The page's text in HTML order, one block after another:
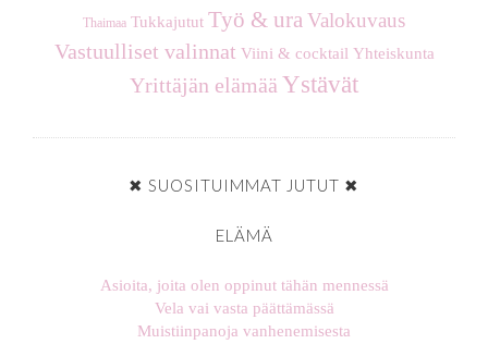
Thaimaa Tukkajutut Työ & ura Valokuvaus
Vastuulliset valinnat Viini & cocktail Yhteiskunta
Yrittäjän elämää Ystävät
✖ SUOSITUIMMAT JUTUT ✖
ELÄMÄ
Asioita, joita olen oppinut tähän mennessä
Vela vai vasta päättämässä
Muistiinpanoja vanhenemisesta